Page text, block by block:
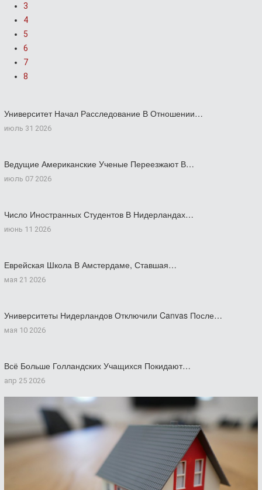
3
4
5
6
7
8
Университет Начал Расследование В Отношении…
июль 31 2026
Ведущие Американские Ученые Переезжают В…
июль 07 2026
Число Иностранных Студентов В Нидерландах…
июнь 11 2026
Еврейская Школа В Амстердаме, Ставшая…
мая 21 2026
Университеты Нидерландов Отключили Canvas После…
мая 10 2026
Всё Больше Голландских Учащихся Покидают…
апр 25 2026